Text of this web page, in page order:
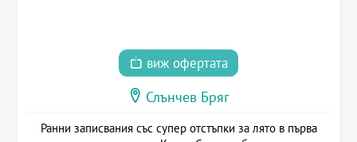
виж офертата
Слънчев Бряг
Ранни записвания със супер отстъпки за лято в първа